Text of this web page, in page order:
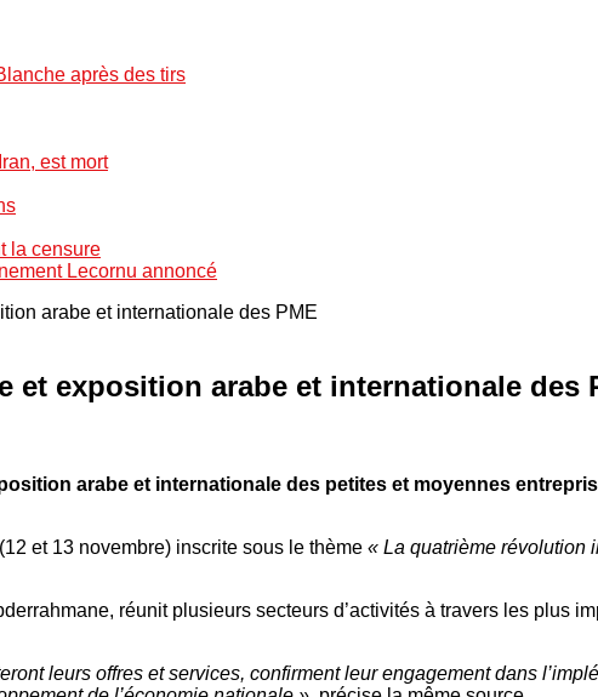
après des tirs
est mort
la censure
Lecornu annoncé
arabe et internationale des PME
et exposition arabe et internationale des
arabe et internationale des petites et moyennes
et 13 novembre) inscrite sous le thème « La quatrième révolution
réunit plusieurs secteurs d’activités à travers les plus
leurs offres et services, confirment leur engagement dans